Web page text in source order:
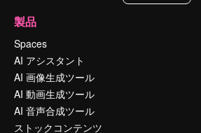
製品
Spaces
AI アシスタント
AI 画像生成ツール
AI 動画生成ツール
AI 音声合成ツール
ストックコンテンツ